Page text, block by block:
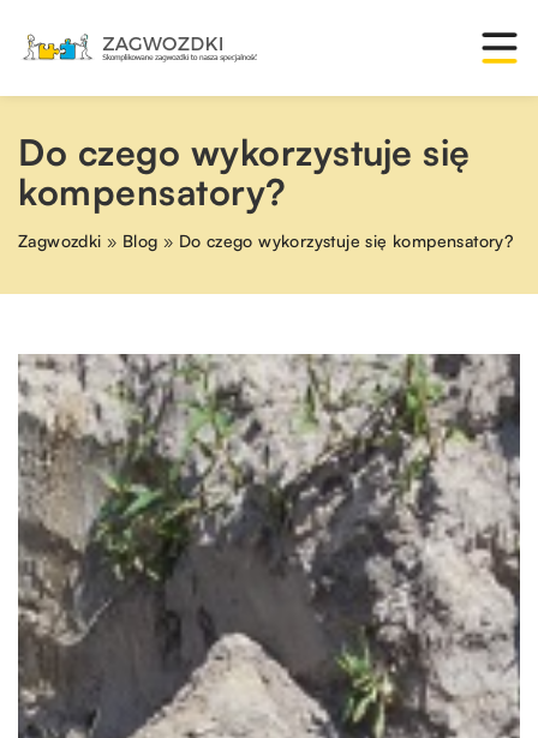
Do czego wykorzystuje się
kompensatory?
Zagwozdki » Blog » Do czego wykorzystuje się kompensatory?